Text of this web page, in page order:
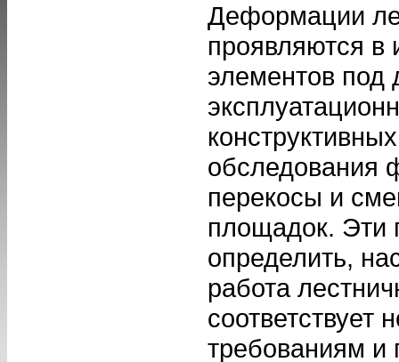
Деформации
проявляются в
элементов под
обследования
перекосы и
площадок. Эти
определить,
работа
соответствует
требованиям и